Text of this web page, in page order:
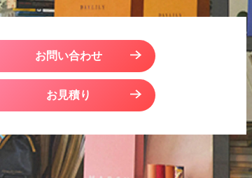
お問い合わせ
お見積り